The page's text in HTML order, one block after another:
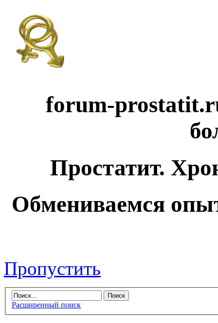
forum-
Простатит.
Обмениваемся
Пропустить
Расширенный поиск